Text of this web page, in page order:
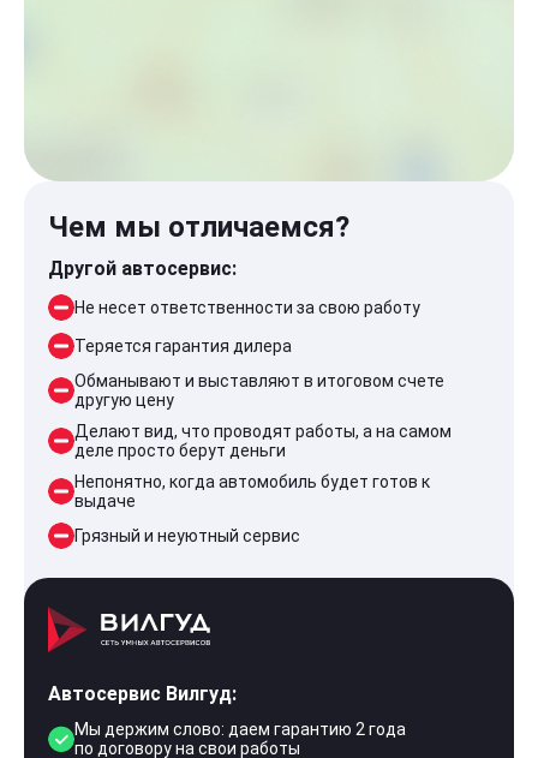
Чем мы отличаемся?
Другой автосервис:
Не несет ответственности за свою работу
Теряется гарантия дилера
Обманывают и выставляют в итоговом счете
другую цену
Делают вид, что проводят работы, а на самом
деле просто берут деньги
Непонятно, когда автомобиль будет готов к
выдаче
Грязный и неуютный сервис
Автосервис Вилгуд:
Мы держим слово: даем гарантию 2 года
по договору на свои работы